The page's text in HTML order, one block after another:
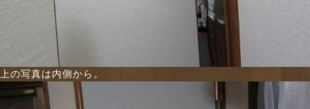
上の写真は内側から。